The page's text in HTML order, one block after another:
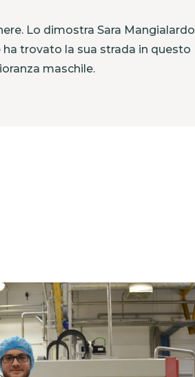
Lo dimostra Sara Mangialardo
ha trovato la sua strada in questo
maschile.